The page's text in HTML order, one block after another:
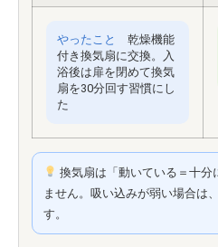
やったこと
乾燥機能
付き換気扇に交換。入
浴後は扉を閉めて換気
扇を30分回す習慣にし
た
換気扇は「動いている＝十分
ません。吸い込みが弱い場合は
す。